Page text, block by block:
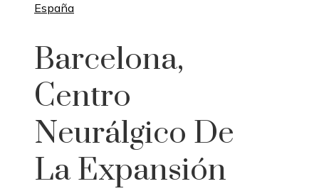
España
Barcelona,
Centro
Neurálgico De
La Expansión